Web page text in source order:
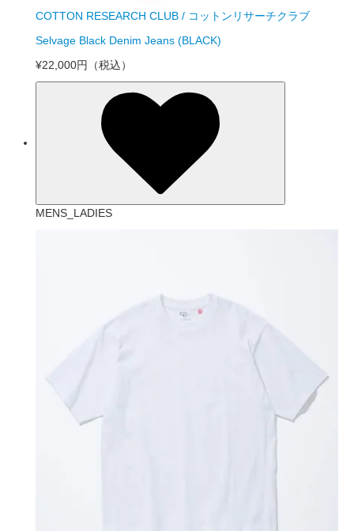
COTTON RESEARCH CLUB / コットンリサーチクラブ
Selvage Black Denim Jeans (BLACK)
¥22,000円
（税込）
MENS_LADIES